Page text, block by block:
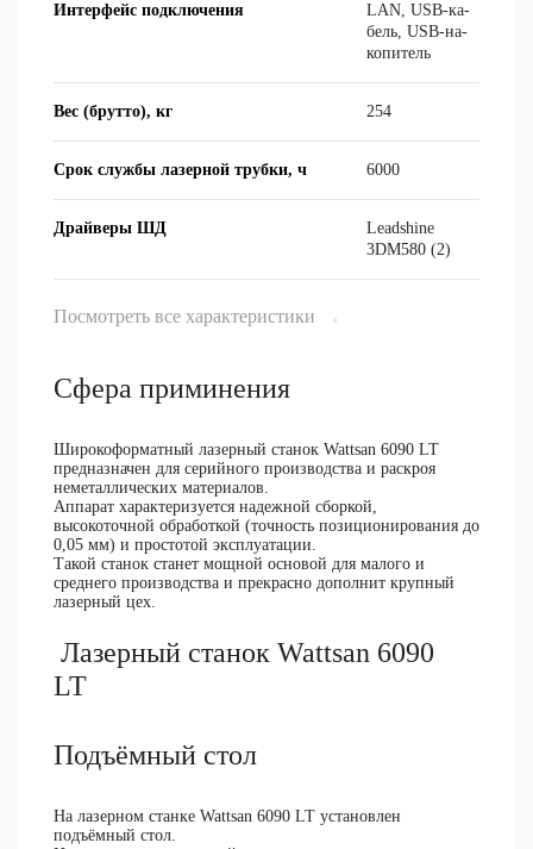
Интерфейс подключения
LAN, USB-ка­
бель, USB-на­
ко­пи­тель
Вес (брутто), кг 254
Срок службы лазерной трубки, ч 6000
Драйверы ШД
Leadshine
3DM580 (2)
Посмотреть все характеристики
Сфера приминения
Широкоформатный лазерный станок Wattsan 6090 LT
предназначен для серийного производства и раскроя
неметаллических материалов.
Аппарат характеризуется надежной сборкой,
высокоточной обработкой (точность позиционирования до
0,05 мм) и простотой эксплуатации.
Такой станок станет мощной основой для малого и
среднего производства и прекрасно дополнит крупный
лазерный цех.
Лазерный станок Wattsan 6090
LT
Подъёмный стол
На лазерном станке Wattsan 6090 LT установлен
подъёмный стол.